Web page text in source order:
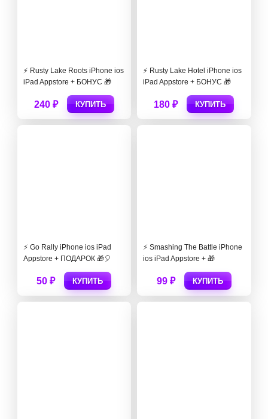
⚡️ Rusty Lake Roots iPhone ios
iPad Appstore + БОНУС 🎁
240 ₽ КУПИТЬ
⚡️ Rusty Lake Hotel iPhone ios
iPad Appstore + БОНУС 🎁
180 ₽ КУПИТЬ
⚡️ Go Rally iPhone ios iPad
Appstore + ПОДАРОК 🎁🎈
50 ₽ КУПИТЬ
⚡️ Smashing The Battle iPhone
ios iPad Appstore + 🎁
99 ₽ КУПИТЬ